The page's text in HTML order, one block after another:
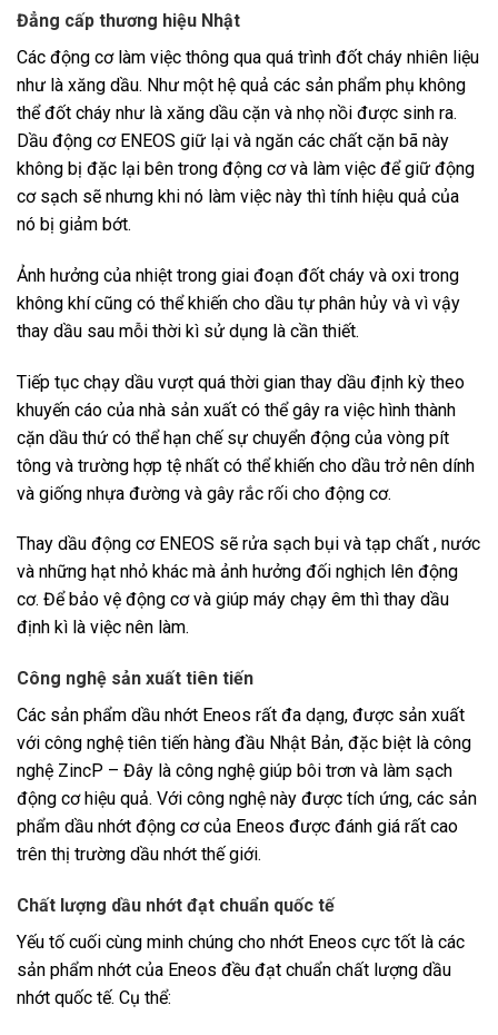
Đẳng cấp thương hiệu Nhật
Các động cơ làm việc thông qua quá trình đốt cháy nhiên liệu
như là xăng dầu. Như một hệ quả các sản phẩm phụ không
thể đốt cháy như là xăng dầu cặn và nhọ nồi được sinh ra.
Dầu động cơ ENEOS giữ lại và ngăn các chất cặn bã này
không bị đặc lại bên trong động cơ và làm việc để giữ động
cơ sạch sẽ nhưng khi nó làm việc này thì tính hiệu quả của
nó bị giảm bớt.
Ảnh hưởng của nhiệt trong giai đoạn đốt cháy và oxi trong
không khí cũng có thể khiến cho dầu tự phân hủy và vì vậy
thay dầu sau mỗi thời kì sử dụng là cần thiết.
Tiếp tục chạy dầu vượt quá thời gian thay dầu định kỳ theo
khuyến cáo của nhà sản xuất có thể gây ra việc hình thành
cặn dầu thứ có thể hạn chế sự chuyển động của vòng pít
tông và trường hợp tệ nhất có thể khiến cho dầu trở nên dính
và giống nhựa đường và gây rắc rối cho động cơ.
Thay dầu động cơ ENEOS sẽ rửa sạch bụi và tạp chất , nước
và những hạt nhỏ khác mà ảnh hưởng đối nghịch lên động
cơ. Để bảo vệ động cơ và giúp máy chạy êm thì thay dầu
định kì là việc nên làm.
Công nghệ sản xuất tiên tiến
Các sản phẩm dầu nhớt Eneos rất đa dạng, được sản xuất
với công nghệ tiên tiến hàng đầu Nhật Bản, đặc biệt là công
nghệ ZincP – Đây là công nghệ giúp bôi trơn và làm sạch
động cơ hiệu quả. Với công nghệ này được tích ứng, các sản
phẩm dầu nhớt động cơ của Eneos được đánh giá rất cao
trên thị trường dầu nhớt thế giới.
Chất lượng dầu nhớt đạt chuẩn quốc tế
Yếu tố cuối cùng minh chúng cho nhớt Eneos cực tốt là các
sản phẩm nhớt của Eneos đều đạt chuẩn chất lượng dầu
nhớt quốc tế. Cụ thể: